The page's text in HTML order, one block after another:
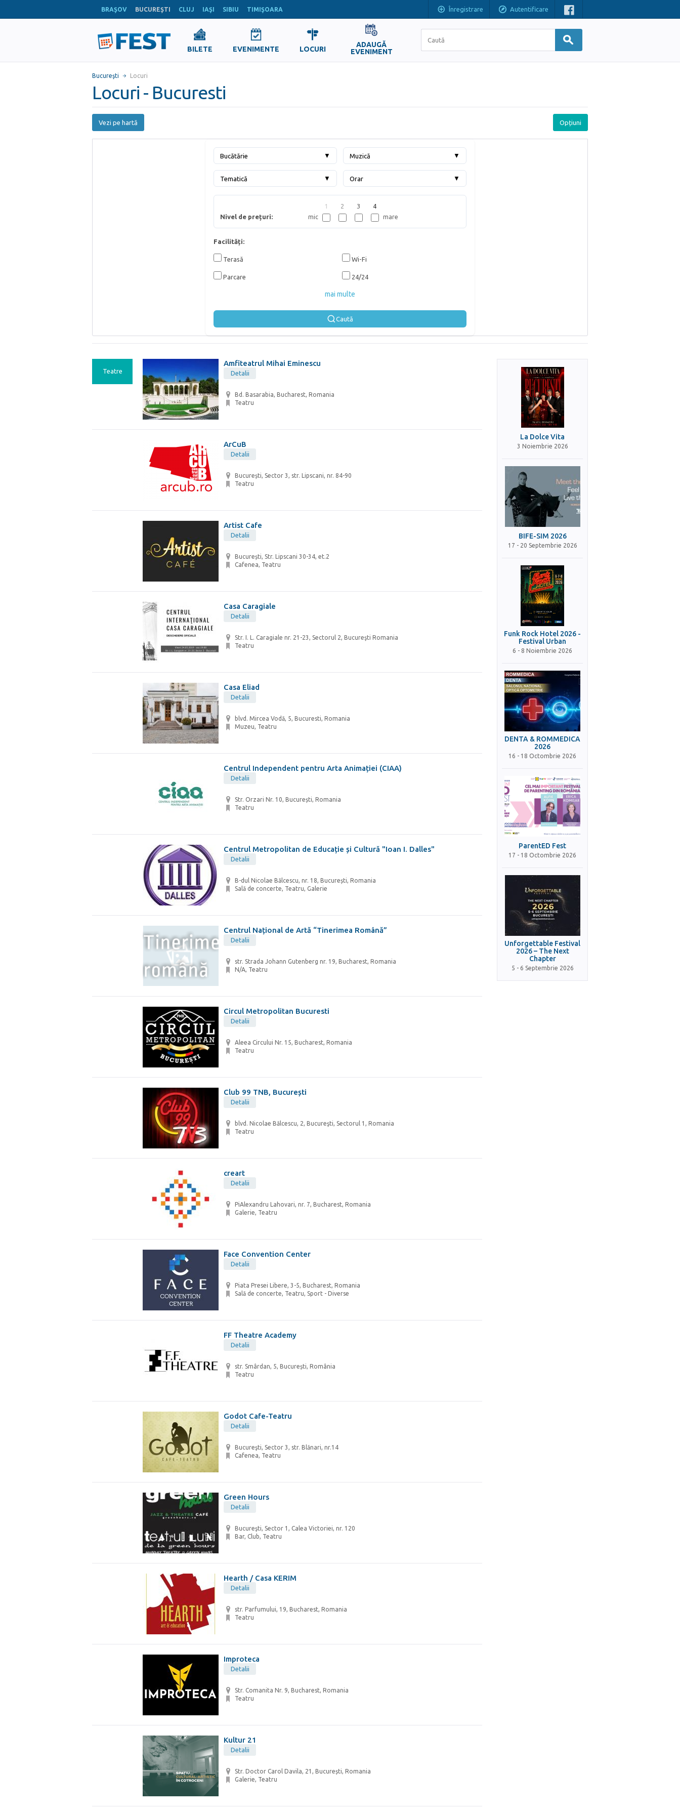
BRAŞOV BUCUREŞTI CLUJ IAŞI SIBIU TIMIŞOARA Înregistrare Autentificare
BILETE EVENIMENTE LOCURI
ADAUGĂ
EVENIMENT
Bucureşti Locuri
Locuri - Bucuresti
Vezi pe hartă Opțiuni
Bucătărie ▼ Muzică ▼
Tematică ▼ Orar ▼
Nivel de prețuri: mic
1 2 3 4
mare
Facilități:
Terasă Wi-Fi
Parcare 24/24
mai multe
Caută
Teatre
Amfiteatrul Mihai Eminescu
Detalii
Bd. Basarabia, Bucharest, Romania
Teatru
ArCuB
Detalii
București, Sector 3, str. Lipscani, nr. 84-90
Teatru
Artist Cafe
Detalii
București, Str. Lipscani 30-34, et.2
Cafenea, Teatru
Casa Caragiale
Detalii
Str. I. L. Caragiale nr. 21-23, Sectorul 2, Bucureşti Romania
Teatru
Casa Eliad
Detalii
blvd. Mircea Vodă, 5, Bucuresti, Romania
Muzeu, Teatru
Centrul Independent pentru Arta Animației (CIAA)
Detalii
Str. Orzari Nr. 10, București, Romania
Teatru
Centrul Metropolitan de Educație și Cultură "Ioan I. Dalles"
Detalii
B-dul Nicolae Bălcescu, nr. 18, București, Romania
Sală de concerte, Teatru, Galerie
Centrul Național de Artă “Tinerimea Română”
Detalii
str. Strada Johann Gutenberg nr. 19, Bucharest, Romania
N/A, Teatru
Circul Metropolitan Bucuresti
Detalii
Aleea Circului Nr. 15, Bucharest, Romania
Teatru
Club 99 TNB, București
Detalii
blvd. Nicolae Bălcescu, 2, Bucureşti, Sectorul 1, Romania
Teatru
creart
Detalii
PiAlexandru Lahovari, nr. 7, Bucharest, Romania
Galerie, Teatru
Face Convention Center
Detalii
Piata Presei Libere, 3-5, Bucharest, Romania
Sală de concerte, Teatru, Sport - Diverse
FF Theatre Academy
Detalii
str. Smârdan, 5, București, România
Teatru
Godot Cafe-Teatru
Detalii
Bucureşti, Sector 3, str. Blănari, nr.14
Cafenea, Teatru
Green Hours
Detalii
Bucureşti, Sector 1, Calea Victoriei, nr. 120
Bar, Club, Teatru
Hearth / Casa KERIM
Detalii
str. Parfumului, 19, Bucharest, Romania
Teatru
Improteca
Detalii
Str. Comanita Nr. 9, Bucharest, Romania
Teatru
Kultur 21
Detalii
Str. Doctor Carol Davila, 21, București, Romania
Galerie, Teatru
La Dolce Vita
3 Noiembrie 2026
BIFE-SIM 2026
17 - 20 Septembrie 2026
Funk Rock Hotel 2026 -
Festival Urban
6 - 8 Noiembrie 2026
DENTA & ROMMEDICA
2026
16 - 18 Octombrie 2026
ParentED Fest
17 - 18 Octombrie 2026
Unforgettable Festival
2026 – The Next
Chapter
5 - 6 Septembrie 2026